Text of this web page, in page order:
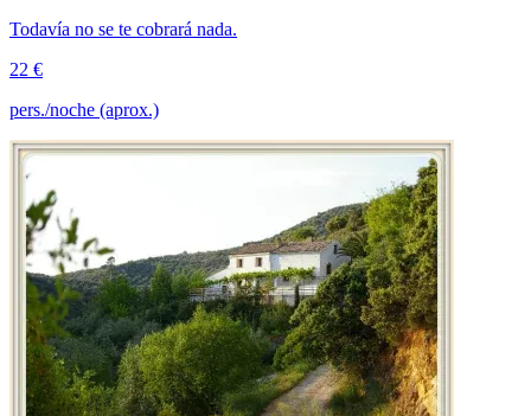
Todavía no se te cobrará nada.
22 €
pers./noche (aprox.)